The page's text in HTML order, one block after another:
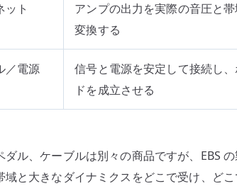
ット
アンプの出力を実際の音圧と
変換する
／電源
信号と電源を安定して接続し
ドを成立させる
ダル、ケーブルは別々の商品ですが、EBS
域と大きなダイナミクスをどこで受け、ど